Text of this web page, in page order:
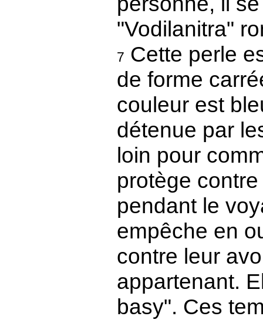
"Vodilanitra"
7 Cette perle
de forme
couleur est
détenue par
loin pour
protège
pendant le
empêche en
contre leur
appartenant.
basy". Ces